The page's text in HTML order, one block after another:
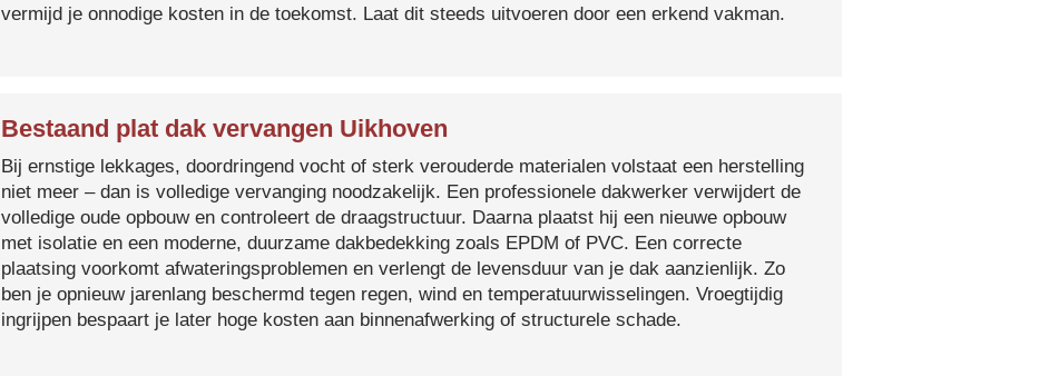
vermijd je onnodige kosten in de toekomst. Laat dit steeds uitvoeren door een erkend vakman.
Bestaand plat dak vervangen Uikhoven
Bij ernstige lekkages, doordringend vocht of sterk verouderde materialen volstaat een herstelling
niet meer – dan is volledige vervanging noodzakelijk. Een professionele dakwerker verwijdert de
volledige oude opbouw en controleert de draagstructuur. Daarna plaatst hij een nieuwe opbouw
met isolatie en een moderne, duurzame dakbedekking zoals EPDM of PVC. Een correcte
plaatsing voorkomt afwateringsproblemen en verlengt de levensduur van je dak aanzienlijk. Zo
ben je opnieuw jarenlang beschermd tegen regen, wind en temperatuurwisselingen. Vroegtijdig
ingrijpen bespaart je later hoge kosten aan binnenafwerking of structurele schade.